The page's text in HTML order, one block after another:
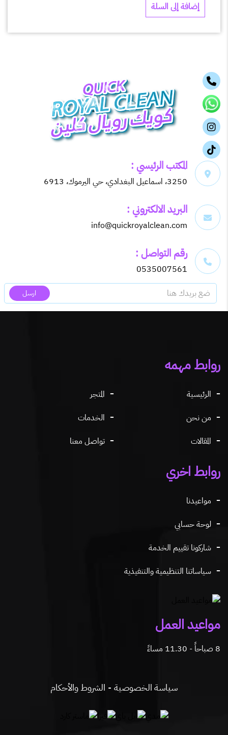
إضافة إلى السلة
المكتب الرئيسي :
3250، اسماعيل البغدادي، حي اليرموك، 6913
البريد الالكتروني :
info@quickroyalclean.com
رقم التواصل :
0535007561
ارسل
روابط مهمه
الرئيسية
المتجر
من نحن
الخدمات
المقالات
تواصل معنا
روابط اخري
مواعيدنا
لوحة حسابي
شاركونا تقييم الخدمة
سياساتنا التنظيمية والتنفيذية
مواعيد العمل
8 صباحاً - 11.30 مساءً
سياسة الخصوصية الشروط والأحكام